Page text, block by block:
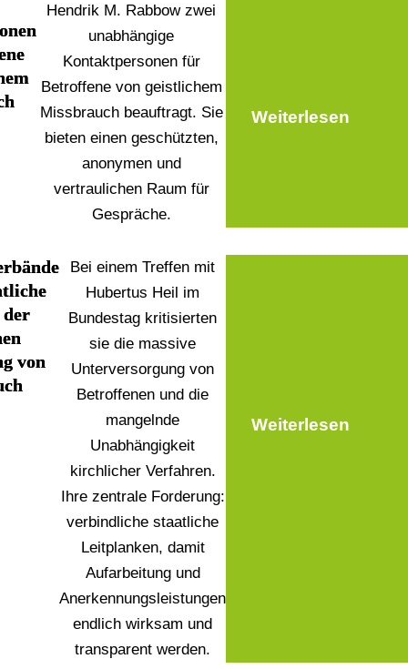
Hendrik M. Rabbow zwei
unabhängige
Kontaktpersonen für
Betroffene von geistlichem
Missbrauch beauftragt. Sie
bieten einen geschützten,
anonymen und
vertraulichen Raum für
Gespräche.
Weiterlesen
von
Bei einem Treffen mit
Hubertus Heil im
Bundestag kritisierten
sie die massive
Unterversorgung von
Betroffenen und die
mangelnde
Unabhängigkeit
kirchlicher Verfahren.
Ihre zentrale Forderung:
verbindliche staatliche
Leitplanken, damit
Aufarbeitung und
Anerkennungsleistungen
endlich wirksam und
transparent werden.
Weiterlesen